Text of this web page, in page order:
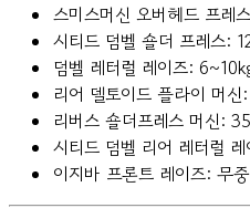
스미스머신 오버헤드 프레
시티드 덤벨 숄더 프레스:
덤벨 레터럴 레이즈:
리어 델토이드 플라이 머
리버스 숄더프레스 머신:
시티드 덤벨 리어 레터럴
이지바 프론트 레이즈: 무